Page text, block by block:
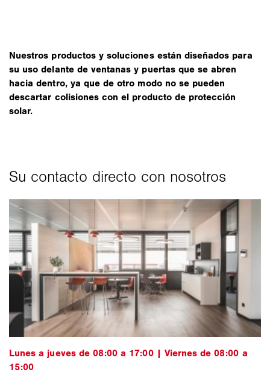
Nuestros productos y soluciones están diseñados para
su uso delante de ventanas y puertas que se abren
hacia dentro, ya que de otro modo no se pueden
descartar colisiones con el producto de protección
solar.